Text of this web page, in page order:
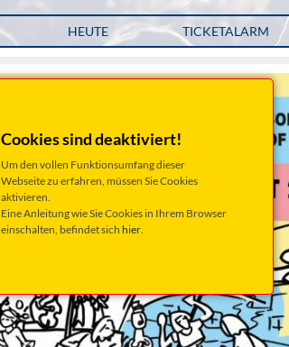
HEUTE TICKETALARM
Cookies sind deaktiviert!
Um den vollen Funktionsumfang dieser
Webseite zu erfahren, müssen Sie Cookies
aktivieren.
Eine Anleitung wie Sie Cookies in Ihrem Browser
einschalten, befindet sich hier.